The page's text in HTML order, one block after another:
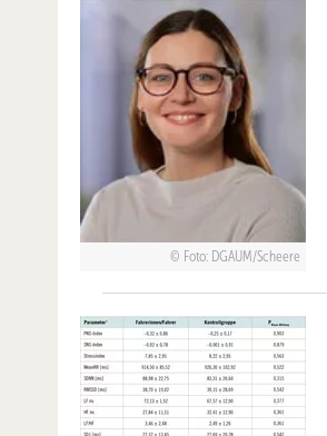
Foto: DGAUM/Scheere